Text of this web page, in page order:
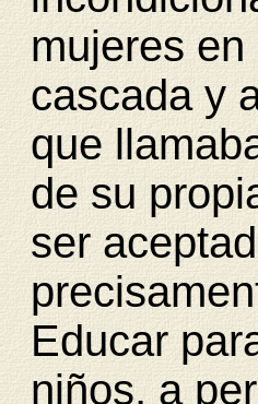
mujeres
cascada y
que
de su
ser
Educar
niños, a